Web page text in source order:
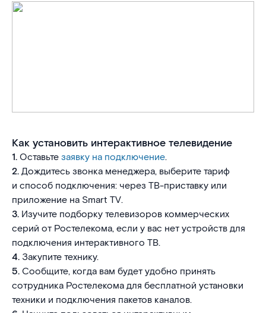
Как установить интерактивное телевидение
1.Оставьтезаявку на подключение.
2.Дождитесь звонка менеджера, выберите тариф
и способ подключения: через ТВ-приставку или
приложение на Smart TV.
3. Изучите подборку телевизоров коммерческих
серий от Ростелекома, если у вас нет устройств для
подключения интерактивного ТВ.
4. Закупите технику.
5.Сообщите, когда вам будет удобно принять
сотрудника Ростелекома для бесплатной установки
техники и подключения пакетов каналов.